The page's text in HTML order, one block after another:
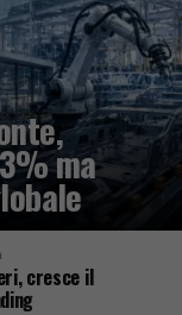
ma
cresce il